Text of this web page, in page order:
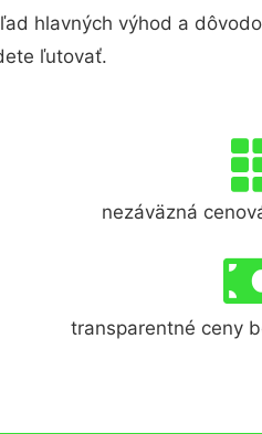
hlavných výhod a
ľutovať.
nezáväzná
transparentné ceny